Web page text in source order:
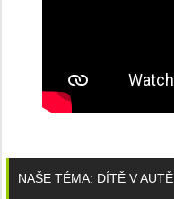
NAŠE TÉMA: DÍTĚ V AUTĚ